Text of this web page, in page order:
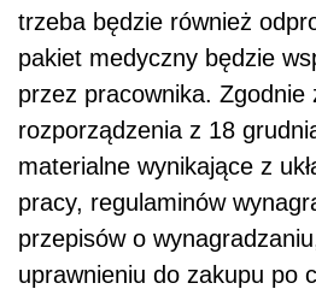
trzeba będzie również
pakiet medyczny będzie
przez pracownika.
rozporządzenia z 18
materialne wynikające z
pracy, regulaminów
przepisów o
uprawnieniu do zakupu po